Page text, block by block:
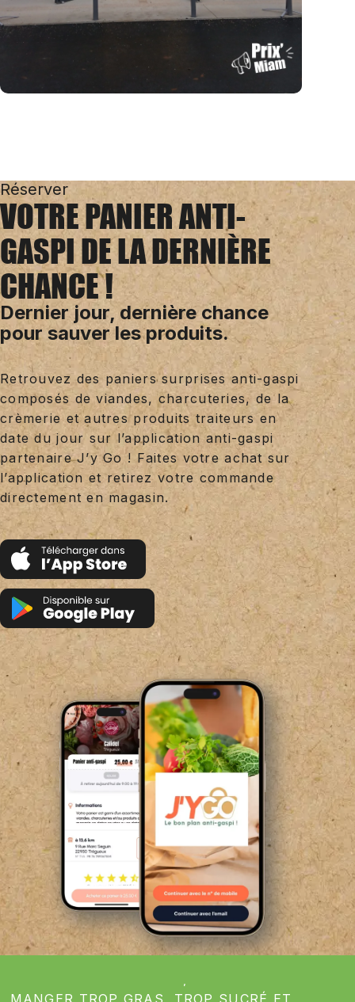
Réserver
VOTRE PANIER ANTI-
GASPI DE LA DERNIÈRE
CHANCE !
Dernier jour, dernière chance
pour sauver les produits.
Retrouvez des paniers surprises anti-gaspi
composés de viandes, charcuteries, de la
crèmerie et autres produits traiteurs en
date du jour sur l’application anti-gaspi
partenaire J’y Go ! Faites votre achat sur
l’application et retirez votre commande
directement en magasin.
MANGER TROP GRAS, TROP SUCRÉ ET